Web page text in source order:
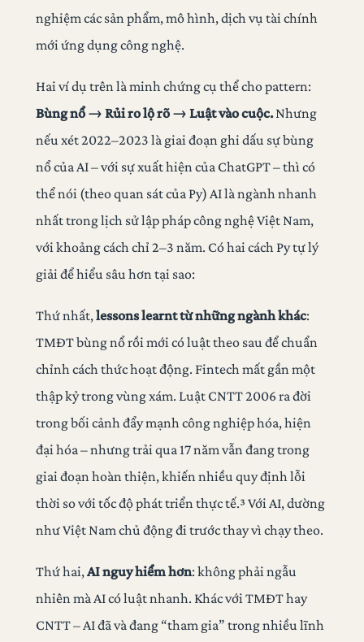
nghiệm các sản phẩm, mô hình, dịch vụ tài chính
mới ứng dụng công nghệ.
Hai ví dụ trên là minh chứng cụ thể cho pattern:
Bùng nổ → Rủi ro lộ rõ → Luật vào cuộc.Nhưng
nếu xét 2022–2023 là giai đoạn ghi dấu sự bùng
nổ của AI – với sự xuất hiện của ChatGPT – thì có
thể nói (theo quan sát của Py) AI là ngành nhanh
nhất trong lịch sử lập pháp công nghệ Việt Nam,
với khoảng cách chỉ 2–3 năm. Có hai cách Py tự lý
giải để hiểu sâu hơn tại sao:
Thứ nhất, lessons learnt từ những ngành khác:
TMĐT bùng nổ rồi mới có luật theo sau để chuẩn
chỉnh cách thức hoạt động. Fintech mất gần một
thập kỷ trong vùng xám. Luật CNTT 2006 ra đời
trong bối cảnh đẩy mạnh công nghiệp hóa, hiện
đại hóa – nhưng trải qua 17 năm vẫn đang trong
giai đoạn hoàn thiện, khiến nhiều quy định lỗi
thời so với tốc độ phát triển thực tế.³ Với AI, dường
như Việt Nam chủ động đi trước thay vì chạy theo.
Thứ hai, AI nguy hiểm hơn: không phải ngẫu
nhiên mà AI có luật nhanh. Khác với TMĐT hay
CNTT – AI đã và đang “tham gia” trong nhiều lĩnh